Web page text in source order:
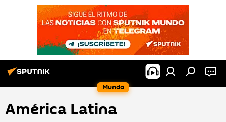
Mundo
América Latina